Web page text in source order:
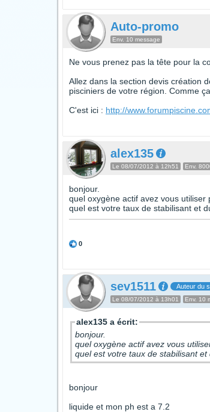
Auto-promo
Env. 10 message
Ne vous prenez pas la tête pour la
Allez dans la section devis création
pisciniers de votre région. Comme
C'est ici : http://
alex135
Le 08/07/2012 à 12h51 Env.
bonjour.
quel oxygène actif avez vous utiliser
quel est votre taux de stabilisant et
0
sev1511 Auteur du
Le 08/07/2012 à 13h01 Env. 10
alex135 a écrit:
bonjour.
quel oxygène actif avez vous
quel est votre taux de stabilisant et
bonjour
liquide et mon ph est a 7.2